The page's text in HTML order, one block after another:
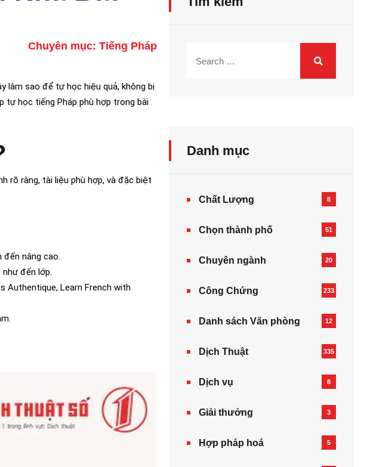
Chuyên mục: Tiếng Pháp
làm sao để tự học hiệu quả, không bị
tự học tiếng Pháp phù hợp trong bài
rõ ràng, tài liệu phù hợp, và đặc biệt
đến nâng cao.
đến lớp.
Authentique, Learn French with
Danh mục
Chất Lượng 8
Chọn thành phố 51
Chuyên ngành 20
Công Chứng 233
Danh sách Văn phòng 12
Dịch Thuật 335
Dịch vụ 8
Giải thưởng 3
Hợp pháp hoá 5